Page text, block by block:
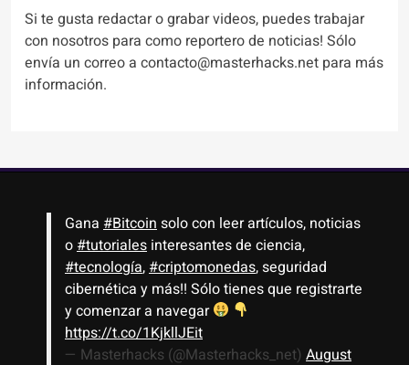
Si te gusta redactar o grabar videos, puedes trabajar
con nosotros para como reportero de noticias! Sólo
envía un correo a contacto@masterhacks.net para más
información.
Gana #Bitcoin solo con leer artículos, noticias
o #tutoriales interesantes de ciencia,
#tecnología, #criptomonedas, seguridad
cibernética y más!! Sólo tienes que registrarte
y comenzar a navegar
https://t.co/1KjkllJEit
— Masterhacks (@Masterhacks_net) August